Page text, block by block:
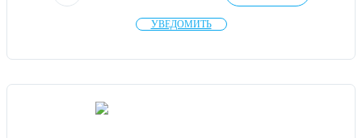
УВЕДОМИТЬ